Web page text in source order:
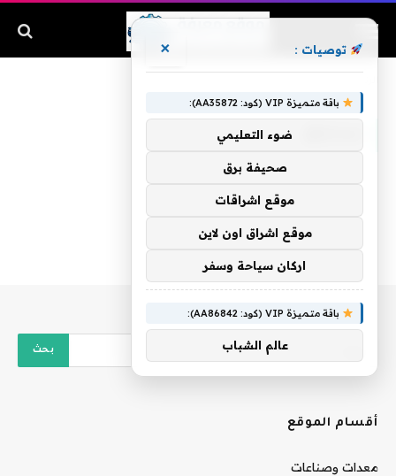
أقسام الموقع
معدات وصناعات
توصيات : ×
باقة متميزة VIP (كود: AA35872):
ضوء التعليمي
صحيفة برق
موقع اشراقات
موقع اشراق اون لاين
اركان سياحة وسفر
باقة متميزة VIP (كود: AA86842):
عالم الشباب